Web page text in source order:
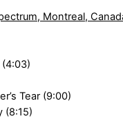
Montreal,
Tear (9:00)
(8:15)